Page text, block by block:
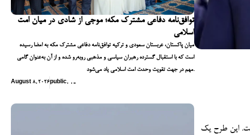
توافق‌نامه دفاعی مشترک مکه؛ موجی از شادی در میان امت
اسلامی
میان پاکستان، عربستان سعودی و ترکیه توافق‌نامه دفاعی مشترک مکه به امضا رسیده
است که با استقبال گسترده رهبران سیاسی و مذهبی روبه‌رو شده و از آن به‌عنوان گامی
مهم در جهت تقویت وحدت امت اسلامی یاد می‌شود.
August 8, 2026 public, ,,,
است. این طرح یک